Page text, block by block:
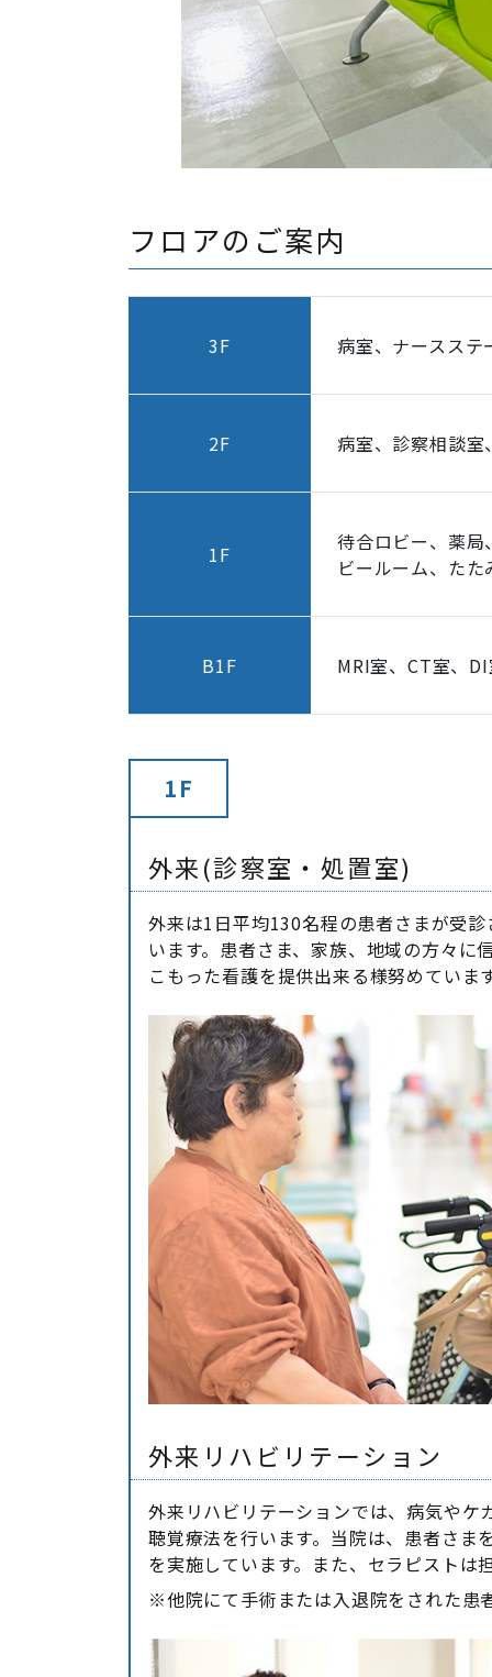
フロアのご案内
3F 病室、ナースス
2F 病室、診察相談
1F
待合ロビー、薬
ビールーム、た
B1F MRI室、CT室、
1F
外来(診察室・処置室)
外来は1日平均130名程の患者さまが受
います。患者さま、家族、地域の方々
こもった看護を提供出来る様努めていま
外来リハビリテーション
外来リハビリテーションでは、病気やケ
聴覚療法を行います。当院は、患者さ
を実施しています。また、セラピストは
※他院にて手術または入退院をされた患